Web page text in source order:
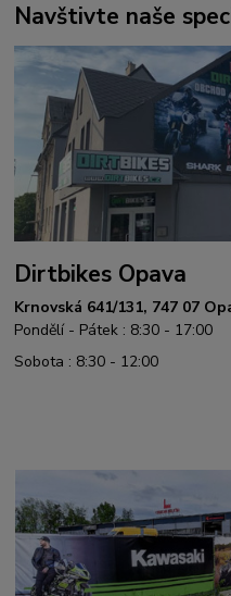
Navštivte naše
Dirtbikes Opava
Krnovská 641/131, 747 07
Pondělí - Pátek : 8:30 - 17:00
Sobota : 8:30 - 12:00